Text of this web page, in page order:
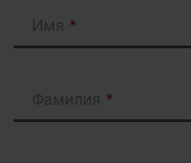
Имя
Фамилия